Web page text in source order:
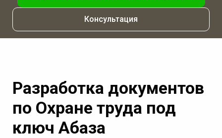
Консультация
Разработка документов
по Охране труда под
ключ Абаза